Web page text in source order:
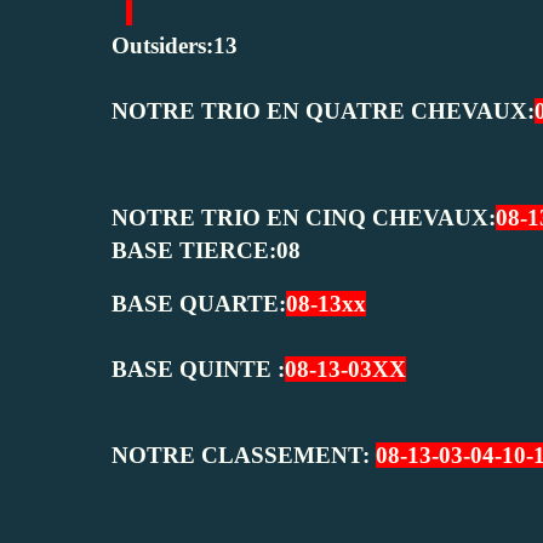
Outsiders:13
NOTRE TRIO EN QUATRE CHEVAUX:
NOTRE TRIO EN CINQ CHEVAUX:08-
BASE TIERCE:08
BASE QUARTE:08-13xx
BASE QUINTE :08-13-03XX
NOTRE CLASSEMENT: 08-13-03-04-10-